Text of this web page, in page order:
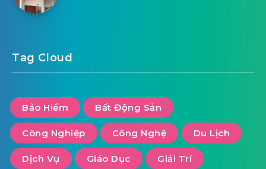
Tag Cloud
Bảo Hiểm Bất Động Sản
Công Nghiệp Công Nghệ Du Lịch
Dịch Vụ Giáo Dục Giải Trí